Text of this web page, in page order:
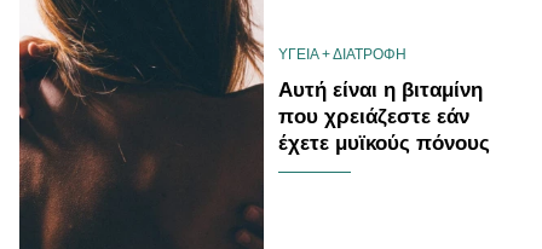
Γάμος
Market News
ΥΓΕΙΑ + ΔΙΑΤΡΟΦΗ
Αυτή είναι η βιταμίνη
που χρειάζεστε εάν
έχετε μυϊκούς πόνους